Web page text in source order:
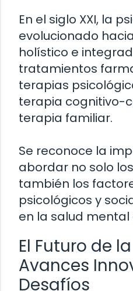
En el siglo XXI, la
evolucionado
holístico e
tratamientos
terapias
terapia cognitivo-
terapia familiar.
Se reconoce la
abordar no solo
también los
psicológicos y
en la salud
El Futuro de
Avances
Desafíos